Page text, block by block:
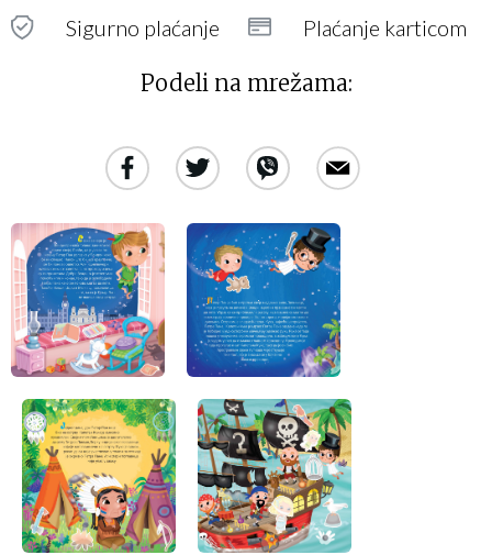
Sigurno plaćanje
Plaćanje karticom
Podeli na mrežama: